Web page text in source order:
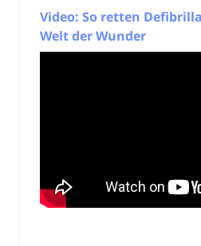
Video: So retten
Welt der Wunder